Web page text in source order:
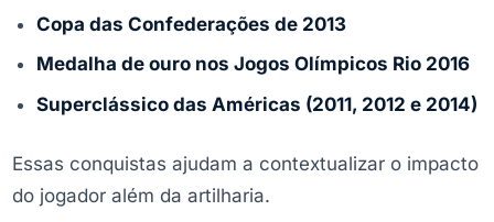
Copa das Confederações de 2013
Medalha de ouro nos Jogos Olímpicos Rio 2016
Superclássico das Américas (2011, 2012 e 2014)
Essas conquistas ajudam a contextualizar o impacto
do jogador além da artilharia.